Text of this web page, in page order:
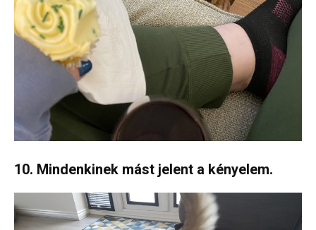
10. Mindenkinek mást jelent a kényelem.